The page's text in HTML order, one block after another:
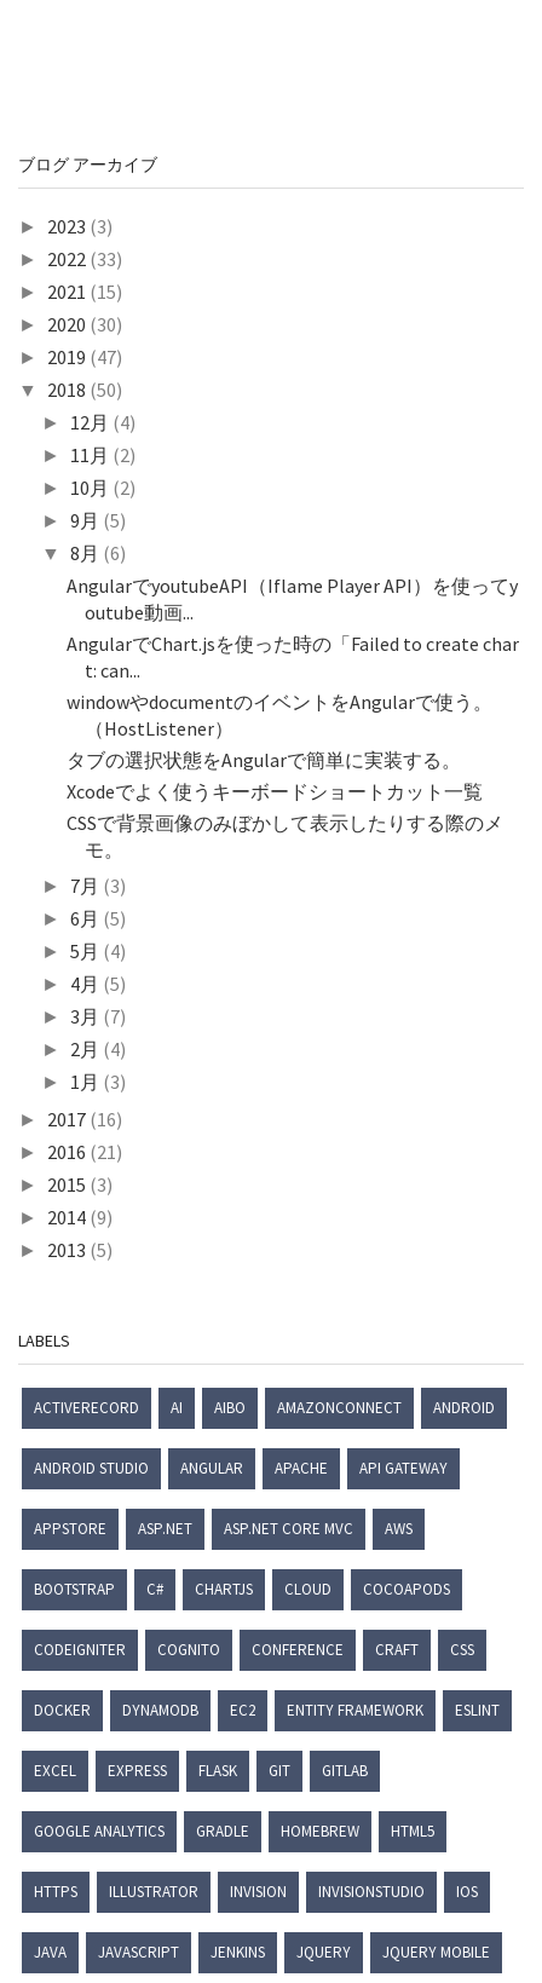
ブログ アーカイブ
► 2023 (3)
► 2022 (33)
► 2021 (15)
► 2020 (30)
► 2019 (47)
▼ 2018 (50)
► 12月 (4)
► 11月 (2)
► 10月 (2)
►9月 (5)
▼8月 (6)
AngularでyoutubeAPI（Iflame Player API）を使ってy
outube動画...
AngularでChart.jsを使った時の「Failed to create char
t: can...
windowやdocumentのイベントをAngularで使う。
（HostListener）
タブの選択状態をAngularで簡単に実装する。
Xcodeでよく使うキーボードショートカット一覧
CSSで背景画像のみぼかして表示したりする際のメ
モ。
► 7月 (3)
►6月 (5)
►5月 (4)
► 4月 (5)
►3月 (7)
► 2月 (4)
► 1月 (3)
► 2017 (16)
► 2016 (21)
► 2015 (3)
► 2014 (9)
► 2013 (5)
LABELS
ACTIVERECORD AI AIBO AMAZONCONNECT ANDROID
ANDROID STUDIO ANGULAR APACHE API GATEWAY
APPSTORE ASP.NET ASP.NET CORE MVC AWS
BOOTSTRAP C# CHARTJS CLOUD COCOAPODS
CODEIGNITER COGNITO CONFERENCE CRAFT CSS
DOCKER DYNAMODB EC2 ENTITY FRAMEWORK ESLINT
EXCEL EXPRESS FLASK GIT GITLAB
GOOGLE ANALYTICS GRADLE HOMEBREW HTML5
HTTPS ILLUSTRATOR INVISION INVISIONSTUDIO IOS
JAVA JAVASCRIPT JENKINS JQUERY JQUERY MOBILE